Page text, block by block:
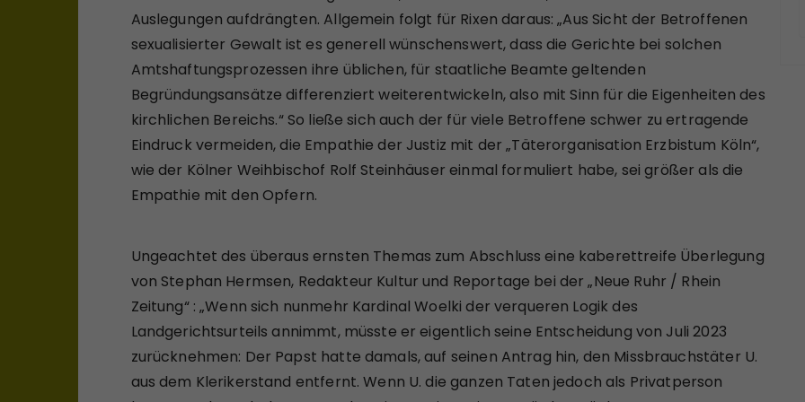
Auslegungen aufdrängten. Allgemein folgt für Rixen daraus: „Aus Sicht der Betroffenen
sexualisierter Gewalt ist es generell wünschenswert, dass die Gerichte bei solchen
Amtshaftungsprozessen ihre üblichen, für staatliche Beamte geltenden
Begründungsansätze differenziert weiterentwickeln, also mit Sinn für die Eigenheiten des
kirchlichen Bereichs.“ So ließe sich auch der für viele Betroffene schwer zu ertragende
Eindruck vermeiden, die Empathie der Justiz mit der „Täterorganisation Erzbistum Köln“,
wie der Kölner Weihbischof Rolf Steinhäuser einmal formuliert habe, sei größer als die
Empathie mit den Opfern.
Ungeachtet des überaus ernsten Themas zum Abschluss eine kaberettreife Überlegung
von Stephan Hermsen, Redakteur Kultur und Reportage bei der „Neue Ruhr / Rhein
Zeitung“ : „Wenn sich nunmehr Kardinal Woelki der verqueren Logik des
Landgerichtsurteils annimmt, müsste er eigentlich seine Entscheidung von Juli 2023
zurücknehmen: Der Papst hatte damals, auf seinen Antrag hin, den Missbrauchstäter U.
aus dem Klerikerstand entfernt. Wenn U. die ganzen Taten jedoch als Privatperson